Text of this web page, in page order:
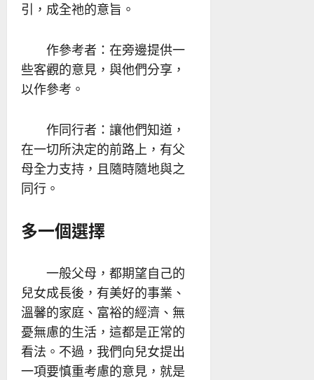
引，成全祂的意旨。
作參考者：在旁邊提供一
些客觀的意見，與他們分享，
以作參考。
作同行者：讓他們知道，
在一切所決定的前路上，有父
母全力支持，且隨時隨地與之
同行。
多一個選擇
一般父母，都期望自己的
兒女成長後，有美好的事業、
溫馨的家庭、富裕的經濟、無
憂無慮的生活，這都是正常的
看法。不過，我們向兒女提出
一項要慎重考慮的意見，就是